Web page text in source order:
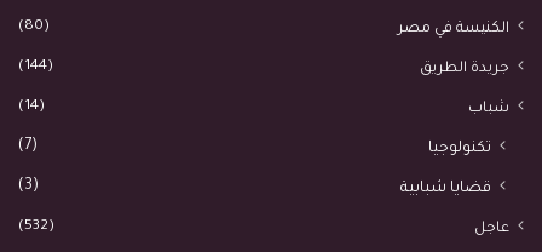
الكنيسة في مصر (80)
جريدة الطريق (144)
شباب (14)
تكنولوجيا (7)
قضايا شبابية (3)
عاجل (532)